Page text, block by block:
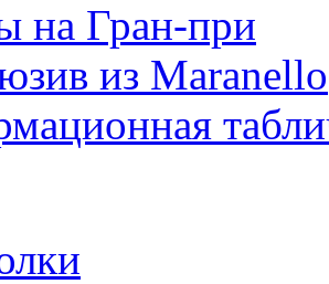
на Гран-при
из Maranello